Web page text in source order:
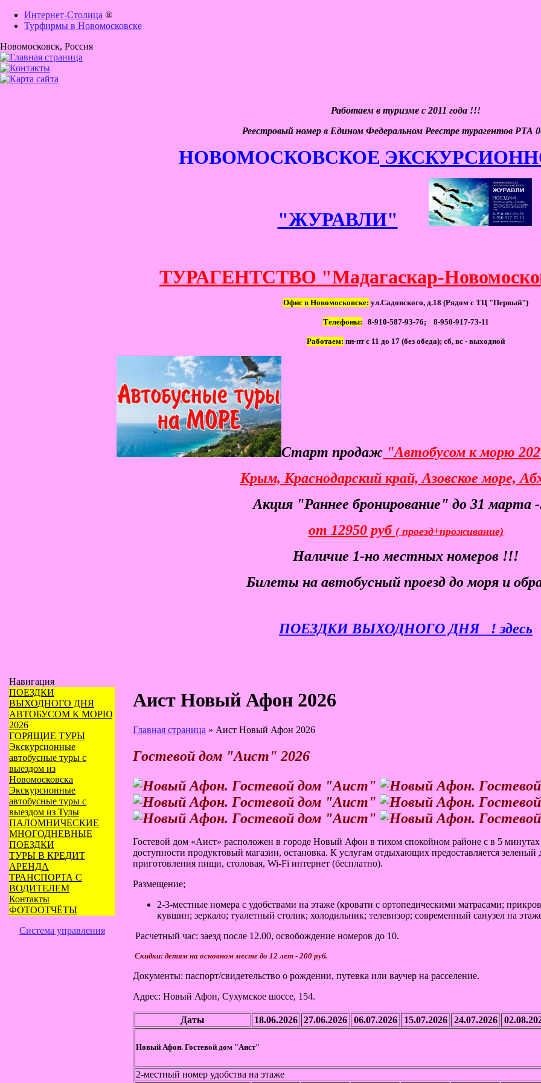
Интернет-Столица ®
Турфирмы в Новомосковске
Новомосковск, Россия
Работаем в туризме с 2011 года !!!
Реестровый номер в Едином Федеральном Реестре турагентов РТА
НОВОМОСКОВСКОЕ
"ЖУРАВЛИ"
ТУРАГЕНТСТВО "Мадагаскар-
Офис в Новомосковске: ул.Садовского, д.18 (Рядом с ТЦ "Первый")
Телефоны: 8-910-587-93-76; 8-950-917-73-11
Работаем: пн-пт с 11 до 17 (без обеда); сб, вс - выходной
Старт продаж "Автобусом к морю
Крым, Краснодарский край, Азовское море,
Акция "Раннее бронирование" до 31 марта
от 12950 руб ( проезд+проживание)
Наличие 1-но местных номеров !!!
Билеты на автобусный проезд до моря и
ПОЕЗДКИ ВЫХОДНОГО ДНЯ ! здесь
Навигация
ПОЕЗДКИ
ВЫХОДНОГО ДНЯ
АВТОБУСОМ К МОРЮ
2026
ГОРЯЩИЕ ТУРЫ
Экскурсионные
автобусные туры с
выездом из
Новомосковска
Экскурсионные
автобусные туры с
выездом из Тулы
ПАЛОМНИЧЕСКИЕ
МНОГОДНЕВНЫЕ
ПОЕЗДКИ
ТУРЫ В КРЕДИТ
АРЕНДА
ТРАНСПОРТА С
ВОДИТЕЛЕМ
Контакты
ФОТООТЧЁТЫ
Система управления
Аист Новый Афон 2026
Главная страница » Аист Новый Афон 2026
Гостевой дом "Аист" 2026
Гостевой дом «Аист» расположен в городе Новый Афон в тихом спокойном районе с в 5
доступности продуктовый магазин, остановка. К услугам отдыхающих предоставляется
приготовления пищи, столовая, Wi-Fi интернет (бесплатно).
Размещение;
2-3-местные номера с удобствами на этаже (кровати с ортопедическими матрасами;
кувшин; зеркало; туалетный столик; холодильник; телевизор; современный санузел на
Расчетный час: заезд после 12.00, освобождение номеров до 10.
Скидки: детям на основном месте до 12 лет - 200 руб.
Документы: паспорт/свидетельство о рождении, путевка или ваучер на расселение.
Адрес: Новый Афон, Сухумское шоссе, 154.
Даты 18.06.2026 27.06.2026 06.07.2026 15.07.2026 24.07.2026
Новый Афон. Гостевой дом "Аист"
2-местный номер удобства на этаже